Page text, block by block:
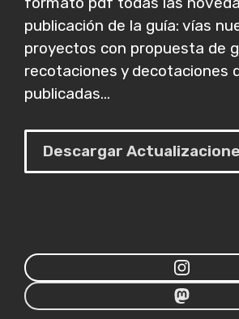
publicación de la guía: vías
proyectos con propuesta de
recotaciones y decotaciones
publicadas...
Descargar